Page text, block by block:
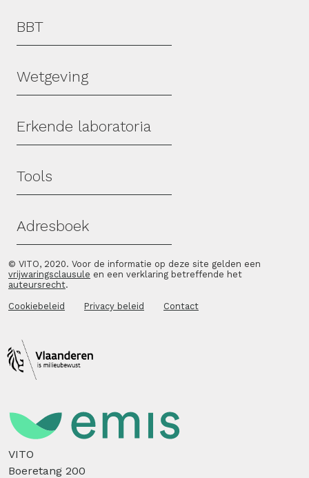
Hoofdmenu
BBT
Wetgeving
Erkende laboratoria
Tools
Adresboek
© VITO, 2020. Voor de informatie op deze site gelden een
vrijwaringsclausule en een verklaring betreffende het
auteursrecht.
Cookiebeleid Privacy beleid Contact
VITO
Boeretang 200